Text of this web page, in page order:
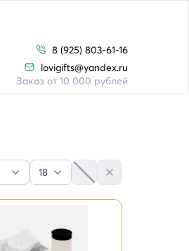
8 (925) 803-61-16
lovigifts@yandex.ru
Заказ от 10 000 рублей
18